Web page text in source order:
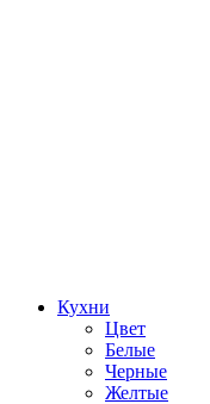
Кухни
Цвет
Белые
Черные
Желтые